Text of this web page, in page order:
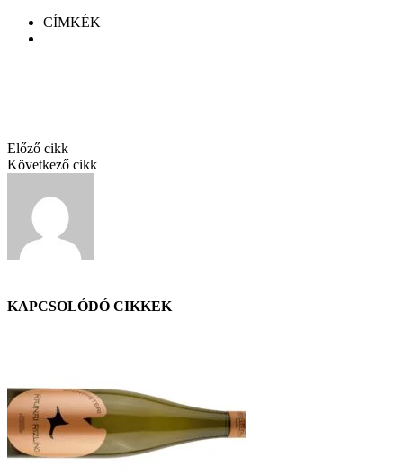
CÍMKÉK
Előző cikk
Következő cikk
KAPCSOLÓDÓ CIKKEK